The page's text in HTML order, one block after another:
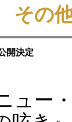
その
開決定
ュー